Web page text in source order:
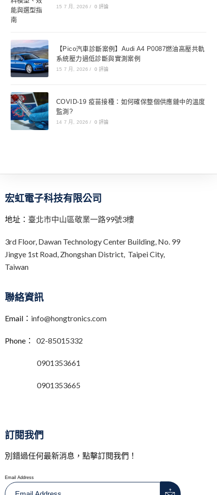
15 7 月, 2026 / 0 評論
【Pico汽車診斷案例】Audi A4 P0087燃油高壓共軌
系統壓力過低診斷與實測案例
15 7 月, 2026 / 0 評論
COVID-19 疫苗接種：如何確保整個供應鏈中的溫度
監測?
14 7 月, 2026 / 0 評論
宏虹電子科技有限公司
地址： 臺北市中山區敬業一路99號3樓
3rd Floor, Dawan Technology Center Building, No. 99
Jingye 1st Road, Zhongshan District, Taipei City,
Taiwan
聯絡資訊
Email： info@hongtronics.com
Phone： 02-85015332
0901353661
0901353665
訂閱我們
別錯過任何最新消息，點擊訂閱我們！
Email Address